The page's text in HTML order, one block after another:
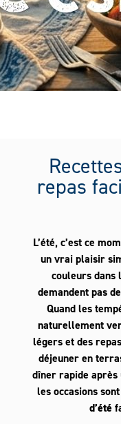
Texte
repas
L’été, c’est ce
un vrai plaisir
couleurs dans
demandent pas
Quand les
naturellement
légers et des
déjeuner en
dîner rapide
les occasions
d’été